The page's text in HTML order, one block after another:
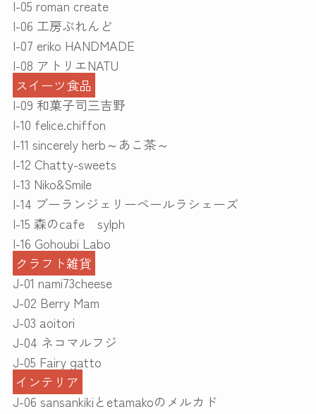
I-05 roman create
I-06 工房ぶれんど
I-07 eriko HANDMADE
I-08 アトリエNATU
スイーツ食品
I-09 和菓子司三吉野
I-10 felice.chiffon
I-11 sincerely herb～あこ茶～
I-12 Chatty-sweets
I-13 Niko&Smile
I-14 ブーランジェリーペールラシェーズ
I-15 森のcafe sylph
I-16 Gohoubi Labo
クラフト雑貨
J-01 nami73cheese
J-02 Berry Mam
J-03 aoitori
J-04 ネコマルフジ
J-05 Fairy gatto
インテリア
J-06 sansankikiとetamakoのメルカド